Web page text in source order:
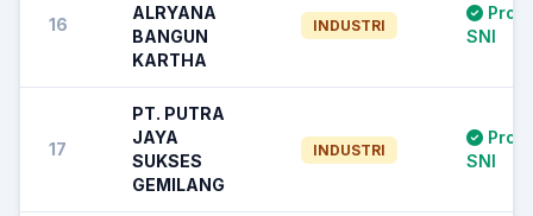
16
ALRYANA
BANGUN
KARTHA
INDUSTRI
SNI
17
PT. PUTRA
JAYA
SUKSES
GEMILANG
INDUSTRI
SNI